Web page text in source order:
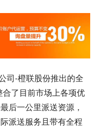
司-橙联股份推出的全
了目前市场上各项优
后一公里派送资源，
派送服务且带有全程